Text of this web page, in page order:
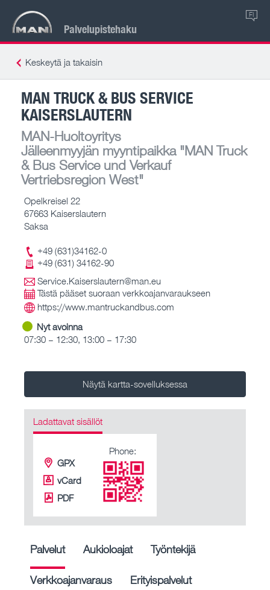
Palvelupistehaku
FI
Keskeytä ja takaisin
MAN TRUCK & BUS SERVICE
KAISERSLAUTERN
MAN-Huoltoyritys
Jälleenmyyjän myyntipaikka"MAN Truck
& Bus Service und Verkauf
Vertriebsregion West"
Opelkreisel 22
67663 Kaiserslautern
Saksa
+49 (631)34162-0
+49 (631) 34162-90
Service.Kaiserslautern@man.eu
Tästä pääset suoraan verkkoajanvaraukseen
https://www.mantruckandbus.com
Nyt avoinna
07:30 – 12:30, 13:00 – 17:30
Näytä kartta-sovelluksessa
Ladattavat sisällöt
GPX
vCard
PDF
Phone:
Palvelut Aukioloajat Työntekijä
Verkkoajanvaraus Erityispalvelut